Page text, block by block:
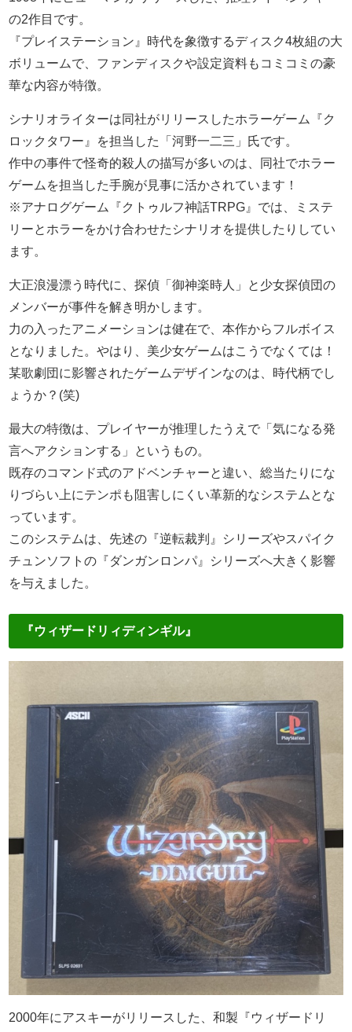
の2作目です。
『プレイステーション』時代を象徴するディスク4枚組の大
ボリュームで、ファンディスクや設定資料もコミコミの豪
華な内容が特徴。
シナリオライターは同社がリリースしたホラーゲーム『ク
ロックタワー』を担当した「河野一二三」氏です。
作中の事件で怪奇的殺人の描写が多いのは、同社でホラー
ゲームを担当した手腕が見事に活かされています！
※アナログゲーム『クトゥルフ神話TRPG』では、ミステ
リーとホラーをかけ合わせたシナリオを提供したりしてい
ます。
大正浪漫漂う時代に、探偵「御神楽時人」と少女探偵団の
メンバーが事件を解き明かします。
力の入ったアニメーションは健在で、本作からフルボイス
となりました。やはり、美少女ゲームはこうでなくては！
某歌劇団に影響されたゲームデザインなのは、時代柄でし
ょうか？(笑)
最大の特徴は、プレイヤーが推理したうえで「気になる発
言へアクションする」というもの。
既存のコマンド式のアドベンチャーと違い、総当たりにな
りづらい上にテンポも阻害しにくい革新的なシステムとな
っています。
このシステムは、先述の『逆転裁判』シリーズやスパイク
チュンソフトの『ダンガンロンパ』シリーズへ大きく影響
を与えました。
『ウィザードリィディンギル』
2000年にアスキーがリリースした、和製『ウィザードリ